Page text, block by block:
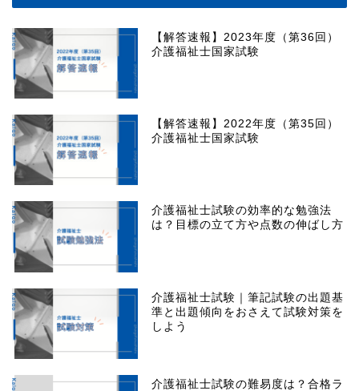
【解答速報】2023年度（第36回）
介護福祉士国家試験
【解答速報】2022年度（第35回）
介護福祉士国家試験
介護福祉士試験の効率的な勉強法
は？目標の立て方や点数の伸ばし方
介護福祉士試験｜筆記試験の出題基
準と出題傾向をおさえて試験対策を
しよう
介護福祉士試験の難易度は？合格ラ